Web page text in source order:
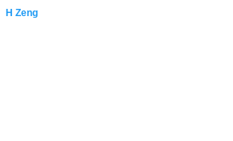
H Zeng